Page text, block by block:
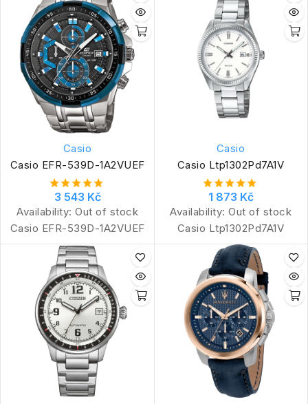
Casio
Casio EFR-539D-1A2VUEF
3 543 Kč
Availability: Out of stock
Casio EFR-539D-1A2VUEF
Casio
Casio Ltp1302Pd7A1V
1 873 Kč
Availability: Out of stock
Casio Ltp1302Pd7A1V